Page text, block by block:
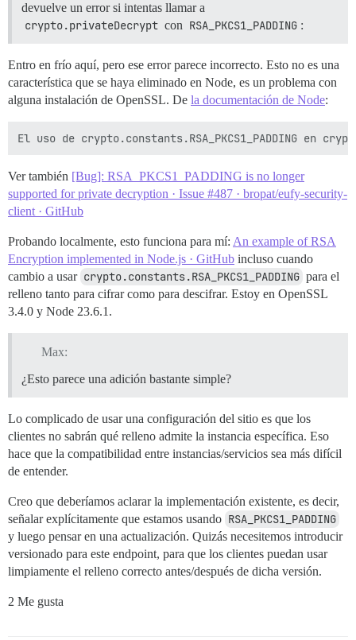
devuelve un error si intentas llamar a
crypto.privateDecrypt con RSA_PKCS1_PADDING :
Entro en frío aquí, pero ese error parece incorrecto. Esto no es una
característica que se haya eliminado en Node, es un problema con
alguna instalación de OpenSSL. De la documentación de Node:
Ver también [Bug]: RSA_PKCS1_PADDING is no longer
supported for private decryption · Issue #487 · bropat/eufy-security-
client · GitHub
Probando localmente, esto funciona para mí: An example of RSA
Encryption implemented in Node.js · GitHub incluso cuando
cambio a usar crypto.constants.RSA_PKCS1_PADDING para el
relleno tanto para cifrar como para descifrar. Estoy en OpenSSL
3.4.0 y Node 23.6.1.
Max:
¿Esto parece una adición bastante simple?
Lo complicado de usar una configuración del sitio es que los
clientes no sabrán qué relleno admite la instancia específica. Eso
hace que la compatibilidad entre instancias/servicios sea más difícil
de entender.
Creo que deberíamos aclarar la implementación existente, es decir,
señalar explícitamente que estamos usando RSA_PKCS1_PADDING
y luego pensar en una actualización. Quizás necesitemos introducir
versionado para este endpoint, para que los clientes puedan usar
limpiamente el relleno correcto antes/después de dicha versión.
2 Me gusta